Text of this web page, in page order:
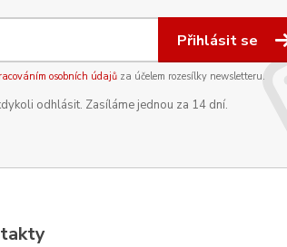
Přihlásit se
osobních údajůza účelem rozesílky newsletteru.
odhlásit. Zasíláme jednou za 14 dní.